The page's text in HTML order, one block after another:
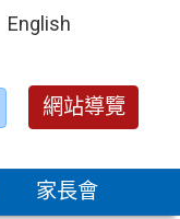
English
網站導覽
家長會